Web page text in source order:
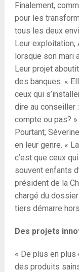
Finalement,
pour les
tous les deux
Leur exploitation,
lorsque son mari
Leur projet
des banques. «
ceux qui
dire au conseiller
compte ou pas?
Pourtant,
en leur genre. «
c’est que ceux
souvent enfants
président de la
chargé du
tiers démarre
Des projets
« De plus en
des produits